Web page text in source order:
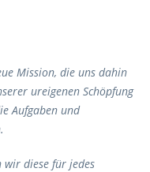
Mission, die uns dahin
ureigenen Schöpfung
Aufgaben und
wir diese für jedes